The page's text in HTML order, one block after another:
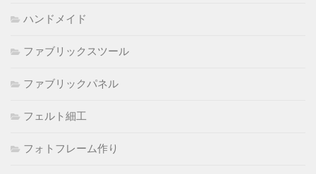
ハンドメイド
ファブリックスツール
ファブリックパネル
フェルト細工
フォトフレーム作り